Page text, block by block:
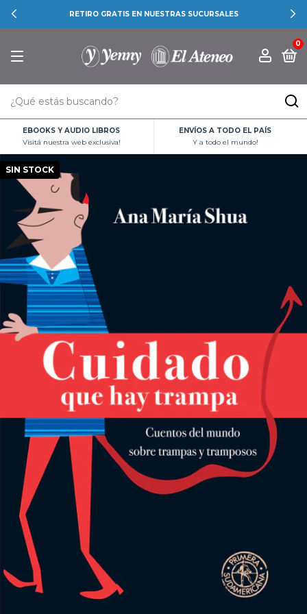
RETIRO GRATIS EN NUESTRAS SUCURSALES
0
EBOOKS Y AUDIO LIBROS
Visitá nuestra web exclusiva!
ENVÍOS A TODO EL PAÍS
Y a todo el mundo!
SIN STOCK